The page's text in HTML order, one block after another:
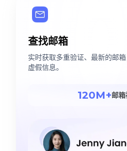
查找邮箱
实时获取多重验证、最新的邮
虚假信息。
120M+邮箱